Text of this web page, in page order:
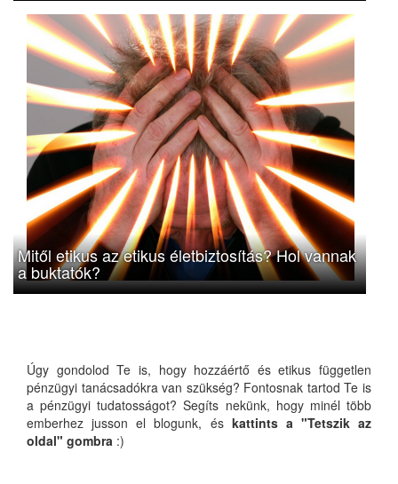
Mitől etikus az etikus életbiztosítás? Hol vannak
a buktatók?
Úgy gondolod Te is, hogy hozzáértő és etikus független
pénzügyi tanácsadókra van szükség? Fontosnak tartod Te is
a pénzügyi tudatosságot? Segíts nekünk, hogy minél több
emberhez jusson el blogunk, és kattints a "Tetszik az
oldal" gombra :)